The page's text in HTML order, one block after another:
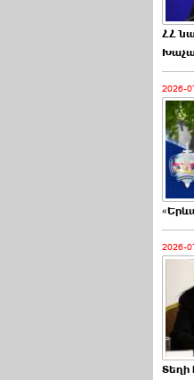
ՀՀ
2026-
2026-
Տեղի
պետք է
մեկը ԱՄՆ քաղաքացի է